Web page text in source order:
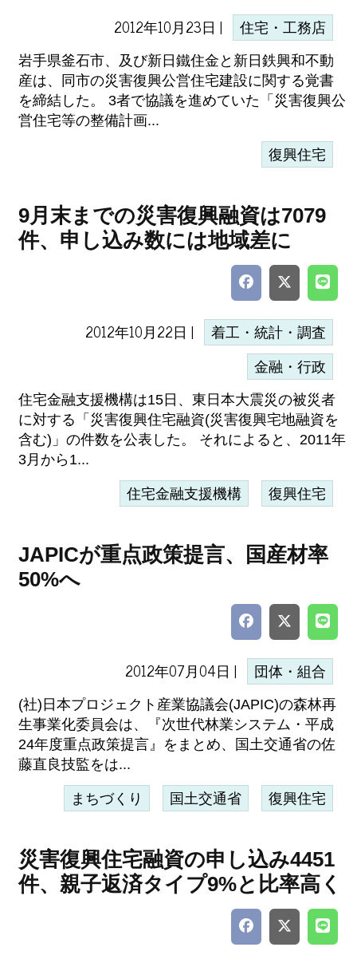
2012年10月23日 | 住宅・工務店
岩手県釜石市、及び新日鐵住金と新日鉄興和不動
産は、同市の災害復興公営住宅建設に関する覚書
を締結した。 3者で協議を進めていた「災害復興公
営住宅等の整備計画...
復興住宅
9月末までの災害復興融資は7079
件、申し込み数には地域差に
2012年10月22日 | 着工・統計・調査
金融・行政
住宅金融支援機構は15日、東日本大震災の被災者
に対する「災害復興住宅融資(災害復興宅地融資を
含む)」の件数を公表した。 それによると、2011年
3月から1...
住宅金融支援機構 復興住宅
JAPICが重点政策提言、国産材率
50%へ
2012年07月04日 | 団体・組合
(社)日本プロジェクト産業協議会(JAPIC)の森林再
生事業化委員会は、『次世代林業システム・平成
24年度重点政策提言』をまとめ、国土交通省の佐
藤直良技監をは...
まちづくり 国土交通省 復興住宅
災害復興住宅融資の申し込み4451
件、親子返済タイプ9%と比率高く